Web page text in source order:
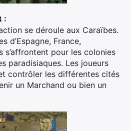
:
se déroule aux Caraïbes.
d’Espagne, France,
s’affrontent pour les colonies
paradisiaques. Les joueurs
contrôler les différentes cités
un Marchand ou bien un